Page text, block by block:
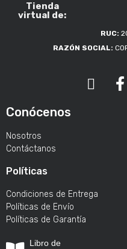
Tienda
virtual de:
RUC:
RAZÓN SOCIAL:
Conócenos
Nosotros
Contáctanos
Políticas
Condiciones de Entrega
Políticas de Envío
Políticas de Garantía
Libro de